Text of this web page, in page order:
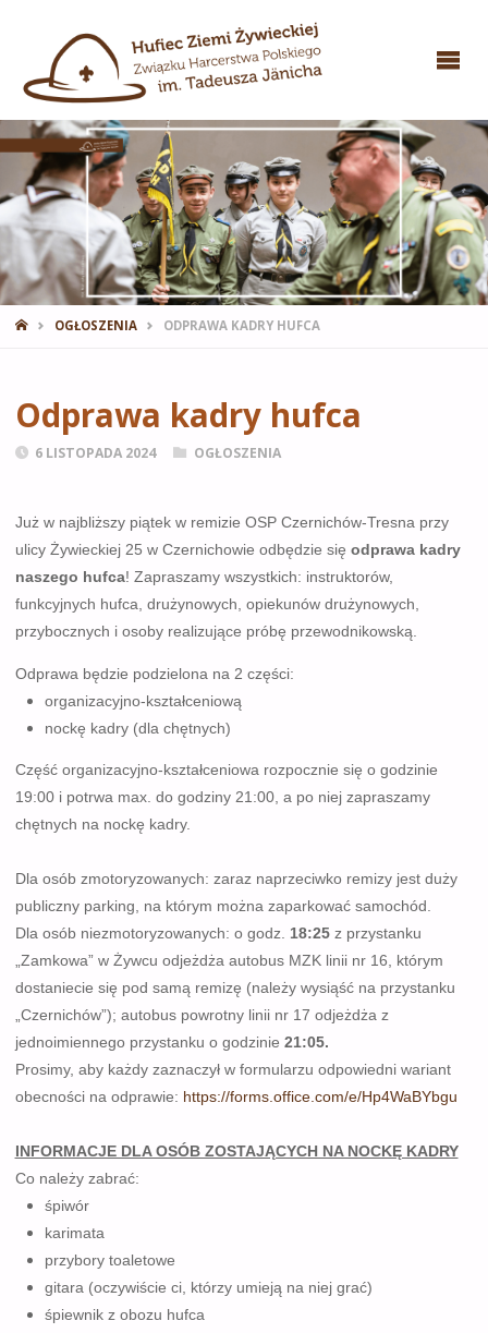
STRONA
OGŁOSZENIA ODPRAWA KADRY HUFCA
Odprawa kadry hufca
6 LISTOPADA 2024 OGŁOSZENIA
Już w najbliższy piątek w remizie OSP Czernichów-Tresna przy
ulicy Żywieckiej 25 w Czernichowie odbędzie się odprawa kadry
naszego hufca! Zapraszamy wszystkich: instruktorów,
funkcyjnych hufca, drużynowych, opiekunów drużynowych,
przybocznych i osoby realizujące próbę przewodnikowską.
Odprawa będzie podzielona na 2 części:
organizacyjno-kształceniową
nockę kadry (dla chętnych)
Część organizacyjno-kształceniowa rozpocznie się o godzinie
19:00 i potrwa max. do godziny 21:00, a po niej zapraszamy
chętnych na nockę kadry.
Dla osób zmotoryzowanych: zaraz naprzeciwko remizy jest duży
publiczny parking, na którym można zaparkować samochód.
Dla osób niezmotoryzowanych: o godz. 18:25z przystanku
„Zamkowa” w Żywcu odjeżdża autobus MZK linii nr 16, którym
dostaniecie się pod samą remizę (należy wysiąść na przystanku
„Czernichów”); autobus powrotny linii nr 17 odjeżdża z
jednoimiennego przystanku o godzinie 21:05.
Prosimy, aby każdy zaznaczył w formularzu odpowiedni wariant
obecności na odprawie: https://forms.office.com/e/Hp4WaBYbgu
INFORMACJE DLA OSÓB ZOSTAJĄCYCH NA NOCKĘ KADRY
Co należy zabrać:
śpiwór
karimata
przybory toaletowe
gitara (oczywiście ci, którzy umieją na niej grać)
śpiewnik z obozu hufca